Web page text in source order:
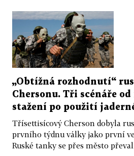
„Obtížná rozhodnutí“
Chersonu. Tři scénáře od
stažení po použití
Třísettisícový Cherson dobyla
prvního týdnu války jako první
Ruské tanky se přes město